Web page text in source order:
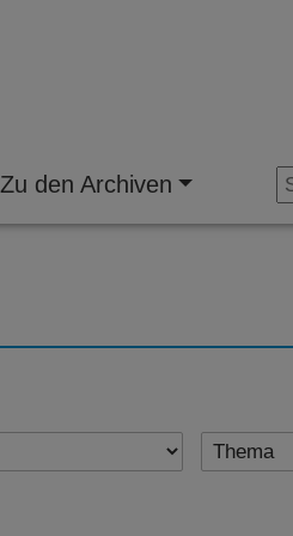
Zu den Archiven